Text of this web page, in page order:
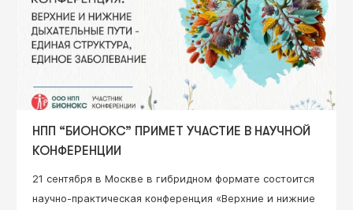
иммунодиагностики…
НПП “БИОНОКС” ПРИМЕТ УЧАСТИЕ В НАУЧНОЙ
КОНФЕРЕНЦИИ
21 сентября в Москве в гибридном формате состоится
научно-практическая конференция «Верхние и нижние